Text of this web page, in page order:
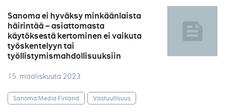
Sanoma ei hyväksy minkäänlaista
häirintää – asiattomasta
käytöksestä kertominen ei vaikuta
työskentelyyn tai
työllistymismahdollisuuksiin
15. maaliskuuta 2023
Sanoma Media Finland Vastuullisuus